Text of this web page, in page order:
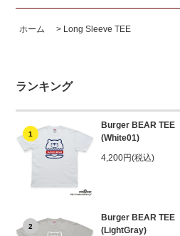
ホーム > Long Sleeve TEE
ランキング
1
Burger BEAR TEE
(White01)
4,200円(税込)
2
Burger BEAR TEE
(LightGray)